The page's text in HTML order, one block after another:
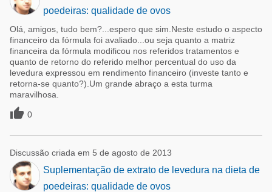
poedeiras: qualidade de ovos
Olá, amigos, tudo bem?...espero que sim.Neste estudo o aspecto
financeiro da fórmula foi avaliado...ou seja quanto a matriz
financeira da fórmula modificou nos referidos tratamentos e
quanto de retorno do referido melhor percentual do uso da
levedura expressou em rendimento financeiro (investe tanto e
retorna-se quanto?).Um grande abraço a esta turma
maravilhosa.
 0
Discussão criada em 5 de agosto de 2013
Suplementação de extrato de levedura na dieta de
poedeiras: qualidade de ovos